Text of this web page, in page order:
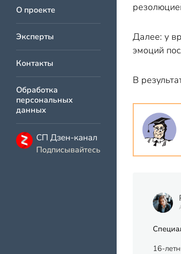
О проекте
Эксперты
Контакты
Обработка
персональных
данных
СП Дзен-канал
Подписывайтесь
Далее: у
эмоций
В
16-